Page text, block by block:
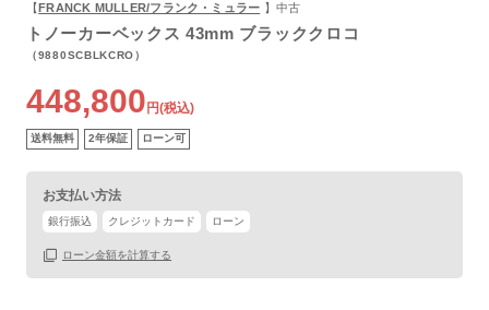
【 FRANCK MULLER/フランク・ミュラー 】中古
トノーカーベックス 43mm ブラッククロコ
（9880SCBLKCRO）
448,800 円(税込)
送料無料 2年保証 ローン可
お支払い方法
銀行振込 クレジットカード ローン
ローン金額を計算する
箱